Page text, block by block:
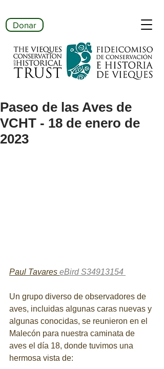
Donar
Paseo de las Aves de
VCHT - 18 de enero de
2023
Paul Tavares eBird S34913154
Un grupo diverso de observadores de
aves, incluidas algunas caras nuevas y
algunas conocidas, se reunieron en el
Malecón para nuestra caminata de
aves el día 18, donde tuvimos una
hermosa vista de: